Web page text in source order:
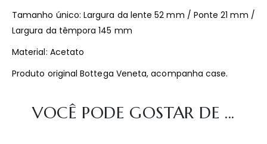
Tamanho único: Largura da lente 52 mm / Ponte 21 mm /
Largura da têmpora 145 mm
Material: Acetato
Produto original Bottega Veneta, acompanha case.
VOCÊ PODE GOSTAR DE ...